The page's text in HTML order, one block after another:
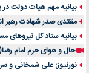
بیانیه مهم هیات دولت
مقتدی صدر شهادت رهبر
بیانیه ستاد کل نیروهای
حال و هوای حرم امام
نورنیوز: علی شمخانی و